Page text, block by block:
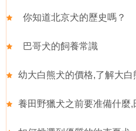
你知道北京犬的歷史嗎？
巴哥犬的飼養常識
幼大白熊犬的價格,了解大
養田野獵犬之前要准備什麼